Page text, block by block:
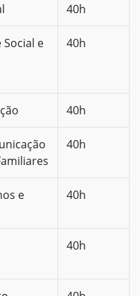
40h
e
40h
40h
40h
e
40h
40h